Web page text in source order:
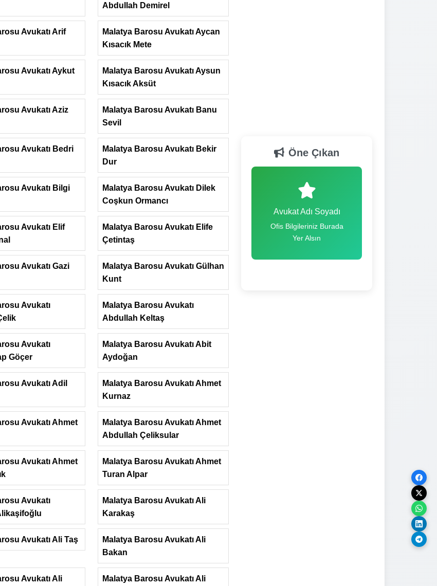
Abdullah Demirel
Avukatı Arif
Malatya Barosu Avukatı Aycan
Kısacık Mete
Avukatı Aykut
Malatya Barosu Avukatı Aysun
Kısacık Aksüt
Avukatı Aziz
Malatya Barosu Avukatı Banu
Sevil
Avukatı Bedri
Malatya Barosu Avukatı Bekir
Dur
Avukatı Bilgi
Malatya Barosu Avukatı Dilek
Coşkun Ormancı
Avukatı Elif
Malatya Barosu Avukatı Elife
Çetintaş
Avukatı Gazi
Malatya Barosu Avukatı Gülhan
Kunt
Avukatı
Malatya Barosu Avukatı
Abdullah Keltaş
Avukatı
Göçer
Malatya Barosu Avukatı Abit
Aydoğan
Avukatı Adil
Malatya Barosu Avukatı Ahmet
Kurnaz
Avukatı Ahmet
Malatya Barosu Avukatı Ahmet
Abdullah Çeliksular
Avukatı Ahmet
Malatya Barosu Avukatı Ahmet
Turan Alpar
Avukatı
Malatya Barosu Avukatı Ali
Karakaş
Avukatı Ali Taş
Malatya Barosu Avukatı Ali
Bakan
Avukatı Ali
Malatya Barosu Avukatı Ali
Öne Çıkan
Avukat Adı Soyadı
Ofis Bilgileriniz Burada
Yer Alsın